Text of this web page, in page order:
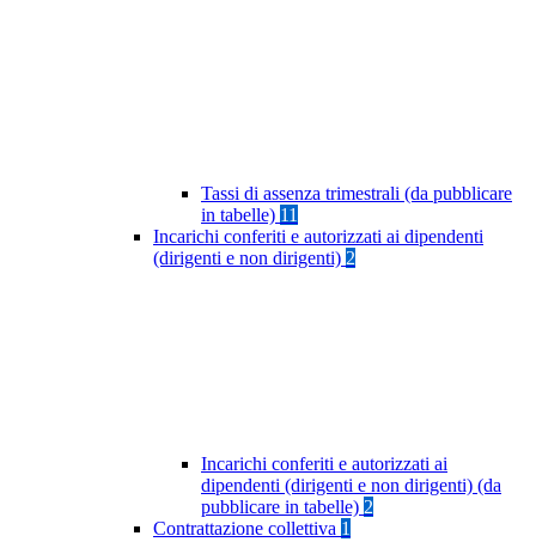
Tassi di assenza trimestrali (da pubblicare
in tabelle) 11
Incarichi conferiti e autorizzati ai dipendenti
(dirigenti e non dirigenti) 2
Incarichi conferiti e autorizzati ai
dipendenti (dirigenti e non dirigenti) (da
pubblicare in tabelle) 2
Contrattazione collettiva 1